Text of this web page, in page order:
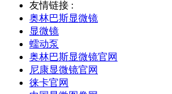
友情链接 :
奥林巴斯显微镜
显微镜
蠕动泵
奥林巴斯显微镜官网
尼康显微镜官网
徕卡官网